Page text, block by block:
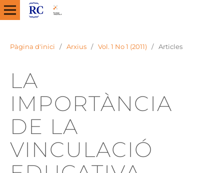
Pàgina d'inici / Arxius / Vol. 1 No 1 (2011) / Articles
LA
IMPORTÀNCIA
DE LA
VINCULACIÓ